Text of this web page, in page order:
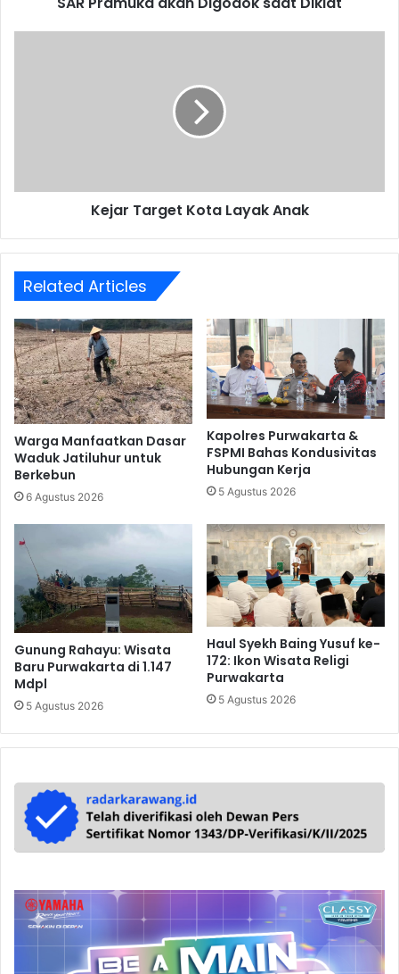
Kejar Target Kota Layak Anak
Related Articles
Warga Manfaatkan Dasar
Waduk Jatiluhur untuk
Berkebun
6 Agustus 2026
Kapolres Purwakarta &
FSPMI Bahas Kondusivitas
Hubungan Kerja
5 Agustus 2026
Gunung Rahayu: Wisata
Baru Purwakarta di 1.147
Mdpl
5 Agustus 2026
Haul Syekh Baing Yusuf ke-
172: Ikon Wisata Religi
Purwakarta
5 Agustus 2026